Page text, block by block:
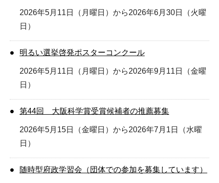
2026年5月11日（月曜日）から2026年6月30日（火曜
日）
明るい選挙啓発ポスターコンクール
2026年5月11日（月曜日）から2026年9月11日（金曜
日）
第44回 大阪科学賞受賞候補者の推薦募集
2026年5月15日（金曜日）から2026年7月1日（水曜
日）
随時型府政学習会（団体での参加を募集しています）